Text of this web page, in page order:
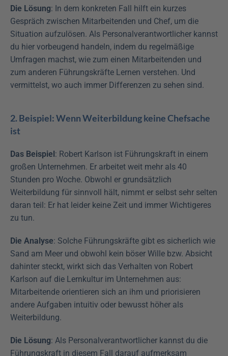
Die Lösung: In dem konkreten Fall hilft ein kurzes
Gespräch zwischen Mitarbeitenden und Chef, um die
Situation aufzulösen. Als Personalverantwortlicher kannst
du hier vorbeugend handeln, indem du regelmäßige
Umfragen machst, wie zum einen Mitarbeitenden und
zum anderen Führungskräfte Lernen verstehen. Und
vermittelst, wo auch immer Differenzen zu sehen sind.
2. Beispiel: Wenn Weiterbildung keine Chefsache
ist
Das Beispiel : Robert Karlson ist Führungskraft in einem
großen Unternehmen. Er arbeitet weit mehr als 40
Stunden pro Woche. Obwohl er grundsätzlich
Weiterbildung für sinnvoll hält, nimmt er selbst sehr selten
daran teil: Er hat leider keine Zeit und immer Wichtigeres
zu tun.
Die Analyse: Solche Führungskräfte gibt es sicherlich wie
Sand am Meer und obwohl kein böser Wille bzw. Absicht
dahinter steckt, wirkt sich das Verhalten von Robert
Karlson auf die Lernkultur im Unternehmen aus:
Mitarbeitende orientieren sich an ihm und priorisieren
andere Aufgaben intuitiv oder bewusst höher als
Weiterbildung.
Die Lösung: Als Personalverantwortlicher kannst du die
Führungskraft in diesem Fall darauf aufmerksam